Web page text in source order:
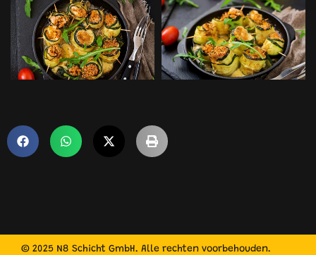
© 2025 N8 Schicht GmbH. Alle rechten voorbehouden.